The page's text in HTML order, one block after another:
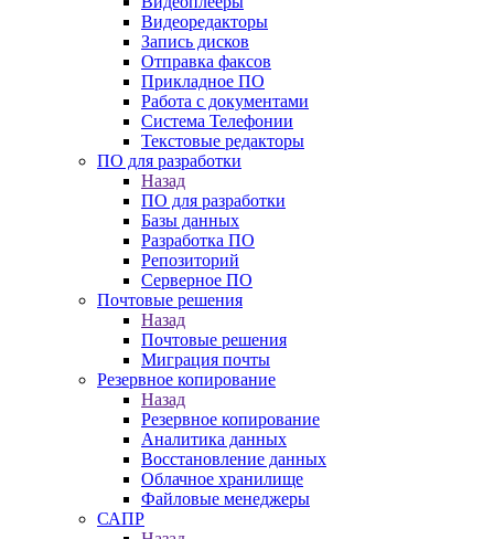
Видеоредакторы
Запись дисков
Отправка факсов
Прикладное ПО
Работа с документами
Система Телефонии
Текстовые редакторы
ПО для разработки
Назад
ПО для разработки
Базы данных
Разработка ПО
Репозиторий
Серверное ПО
Почтовые решения
Назад
Почтовые решения
Миграция почты
Резервное копирование
Назад
Резервное копирование
Аналитика данных
Восстановление данных
Облачное хранилище
Файловые менеджеры
САПР